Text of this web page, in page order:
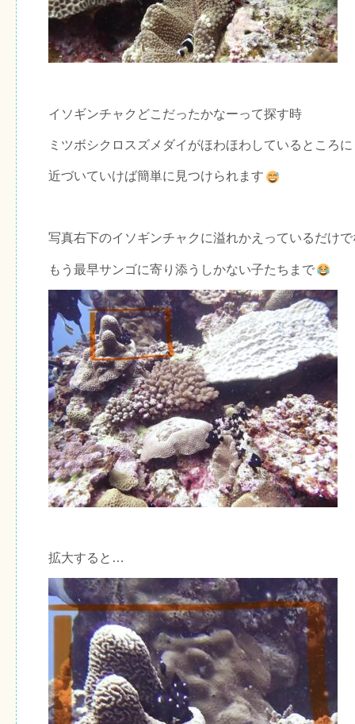
イソギンチャクどこだったかなーって探す時
ミツボシクロスズメダイがほわほわしているところに
近づいていけば簡単に見つけられます
写真右下のイソギンチャクに溢れかえっているだけ
もう最早サンゴに寄り添うしかない子たちまで
拡大すると…